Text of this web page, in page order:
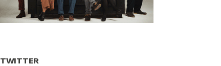
TWITTER